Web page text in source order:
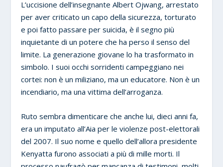
L’uccisione dell’insegnante Albert Ojwang, arrestato
per aver criticato un capo della sicurezza, torturato
e poi fatto passare per suicida, è il segno più
inquietante di un potere che ha perso il senso del
limite. La generazione giovane lo ha trasformato in
simbolo. I suoi occhi sorridenti campeggiano nei
cortei: non è un miliziano, ma un educatore. Non è un
incendiario, ma una vittima dell’arroganza.
Ruto sembra dimenticare che anche lui, dieci anni fa,
era un imputato all’Aia per le violenze post-elettorali
del 2007. Il suo nome e quello dell’allora presidente
Kenyatta furono associati a più di mille morti. Il